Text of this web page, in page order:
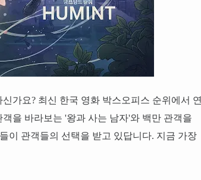
가요? 최신 한국 영화 박스오피스 순위에서 연
을 바라보는 '왕과 사는 남자'와 백만 관객을
이 관객들의 선택을 받고 있답니다. 지금 가장